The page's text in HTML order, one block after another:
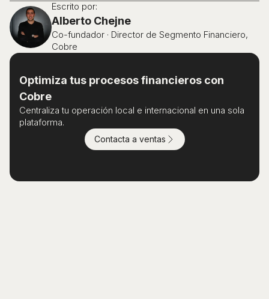
Escrito por:
Alberto Chejne
Co-fundador · Director de Segmento Financiero,
Cobre
Optimiza tus procesos financieros con
Cobre
Centraliza tu operación local e internacional en una sola
plataforma.
Contacta a ventas